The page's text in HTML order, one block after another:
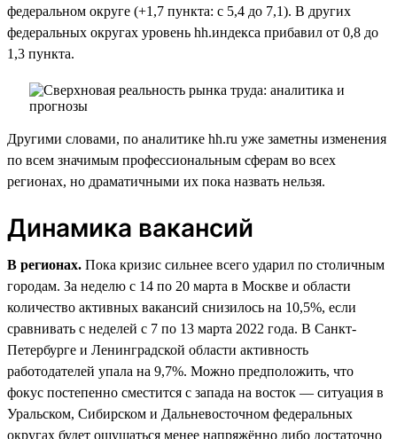
федеральном округе (+1,7 пункта: с 5,4 до 7,1). В других
федеральных округах уровень hh.индекса прибавил от 0,8 до
1,3 пункта.
Другими словами, по аналитике hh.ru уже заметны изменения
по всем значимым профессиональным сферам во всех
регионах, но драматичными их пока назвать нельзя.
Динамика вакансий
В регионах. Пока кризис сильнее всего ударил по столичным
городам. За неделю с 14 по 20 марта в Москве и области
количество активных вакансий снизилось на 10,5%, если
сравнивать с неделей с 7 по 13 марта 2022 года. В Санкт-
Петербурге и Ленинградской области активность
работодателей упала на 9,7%. Можно предположить, что
фокус постепенно сместится с запада на восток — ситуация в
Уральском, Сибирском и Дальневосточном федеральных
округах будет ощущаться менее напряжённо либо достаточно